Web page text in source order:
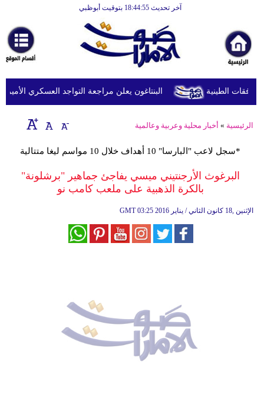
آخر تحديث 18:44:55 بتوقيت أبوظبي
أخبارعاجلة
رياضة
ثقافة
إقتصاد
البنتاغون يعلن مراجعة التواجد العسكري الأميركي
الرئيسية » أخبار محلية وعربية وعالمية
*سجل لاعب "البارسا" 10 أهداف خلال 10 مواسم ليغا متتالية
البرغوث الأرجنتيني ميسي يفاجئ جماهير "برشلونة"
بالكرة الذهبية على ملعب كامب نو
GMT 03:25 2016 الإثنين ,18 كانون الثاني / يناير